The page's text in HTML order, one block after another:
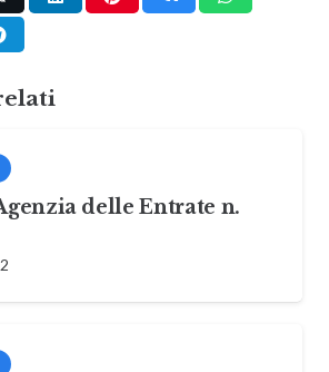
delle Entrate n.